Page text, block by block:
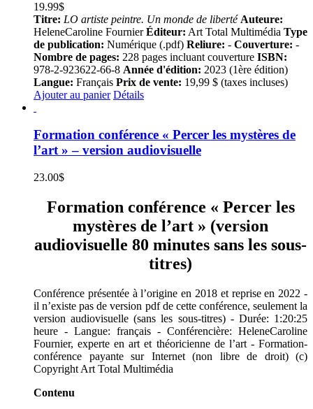
19.99$
Titre: LO artiste peintre. Un monde de liberté Auteure:
HeleneCaroline FournierÉditeur: Art Total Multimédia Type
de publication: Numérique (.pdf) Reliure: - Couverture: -
Nombre de pages: 228 pages incluant couverture ISBN:
978-2-923622-66-8 Année d'édition: 2023 (1ère édition)
Langue: Français Prix de vente: 19,99 $ (taxes incluses)
Ajouter au panier Détails
Formation conférence « Percer les mystères de
l’art » – version audiovisuelle
23.00$
Formation conférence « Percer les
mystères de l’art » (version
audiovisuelle 80 minutes sans les sous-
titres)
Conférence présentée à l’origine en 2018 et reprise en 2022 -
il n’existe pas de version pdf de cette conférence, seulement la
version audiovisuelle (sans les sous-titres) - Durée: 1:20:25
heure - Langue: français - Conférencière: HeleneCaroline
Fournier, experte en art et théoricienne de l’art - Formation-
conférence payante sur Internet (non libre de droit) (c)
Copyright Art Total Multimédia
Contenu